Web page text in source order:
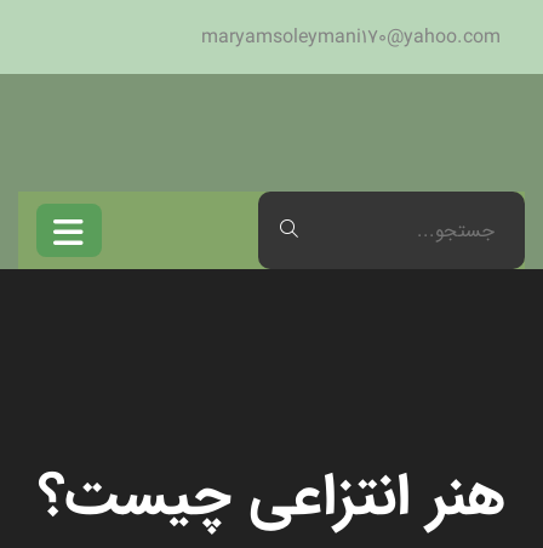
maryamsoleymani170@yahoo.com
هنر انتزاعی چیست؟